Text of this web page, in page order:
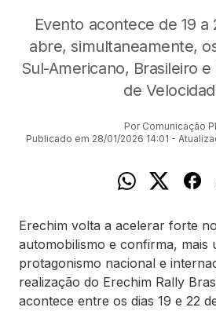
Evento acontece de 19
abre, simultaneamente,
Sul-Americano, Brasileiro
de
Por Comunicação
Publicado em 28/01/2026 14:01 -
Erechim volta a acelerar forte
automobilismo e confirma, mais
protagonismo nacional e
realização do Erechim Rally
acontece entre os dias 19 e 22